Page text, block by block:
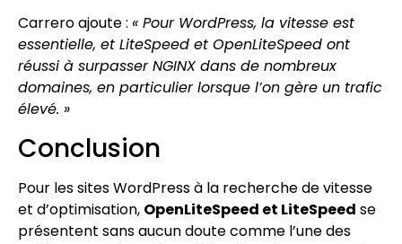
Carrero ajoute : « Pour WordPress, la vitesse est
essentielle, et LiteSpeed et OpenLiteSpeed ont
réussi à surpasser NGINX dans de nombreux
domaines, en particulier lorsque l’on gère un trafic
élevé. »
Conclusion
Pour les sites WordPress à la recherche de vitesse
et d’optimisation, OpenLiteSpeed et LiteSpeed se
présentent sans aucun doute comme l’une des